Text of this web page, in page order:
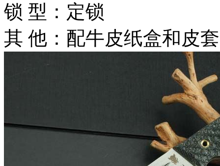
锁 型：定锁
其 他：配牛皮纸盒和皮套